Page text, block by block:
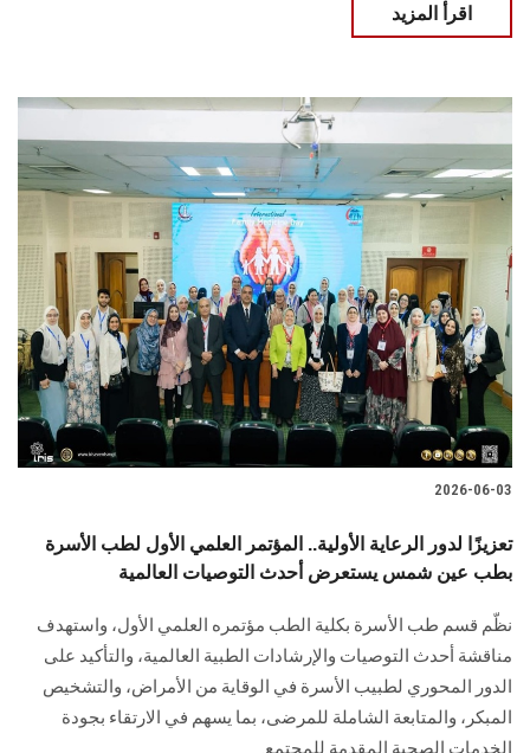
اقرأ المزيد
2026-06-03
تعزيزًا لدور الرعاية الأولية.. المؤتمر العلمي الأول لطب الأسرة
بطب عين شمس يستعرض أحدث التوصيات العالمية
نظّم قسم طب الأسرة بكلية الطب مؤتمره العلمي الأول، واستهدف
مناقشة أحدث التوصيات والإرشادات الطبية العالمية، والتأكيد على
الدور المحوري لطبيب الأسرة في الوقاية من الأمراض، والتشخيص
المبكر، والمتابعة الشاملة للمرضى، بما يسهم في الارتقاء بجودة
الخدمات الصحية المقدمة للمجتمع.